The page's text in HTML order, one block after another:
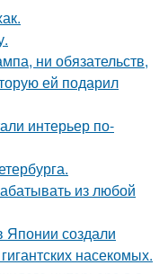
ни обязательств,
ей подарил
интерьер по-
из любой
Японии создали
насекомых.